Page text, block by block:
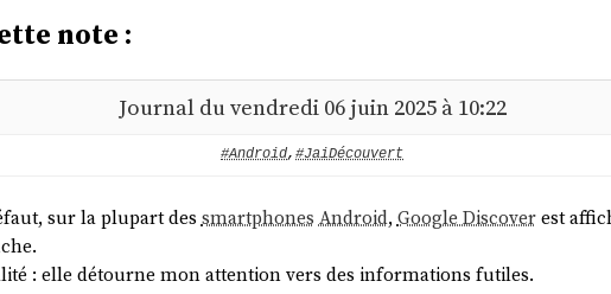
note :
Journal du vendredi 06 juin 2025 à 10:22
#Android, #JaiDécouvert
sur la plupart dessmartphones Android,Google Discoverest
: elle détourne mon attention vers des informations futiles.